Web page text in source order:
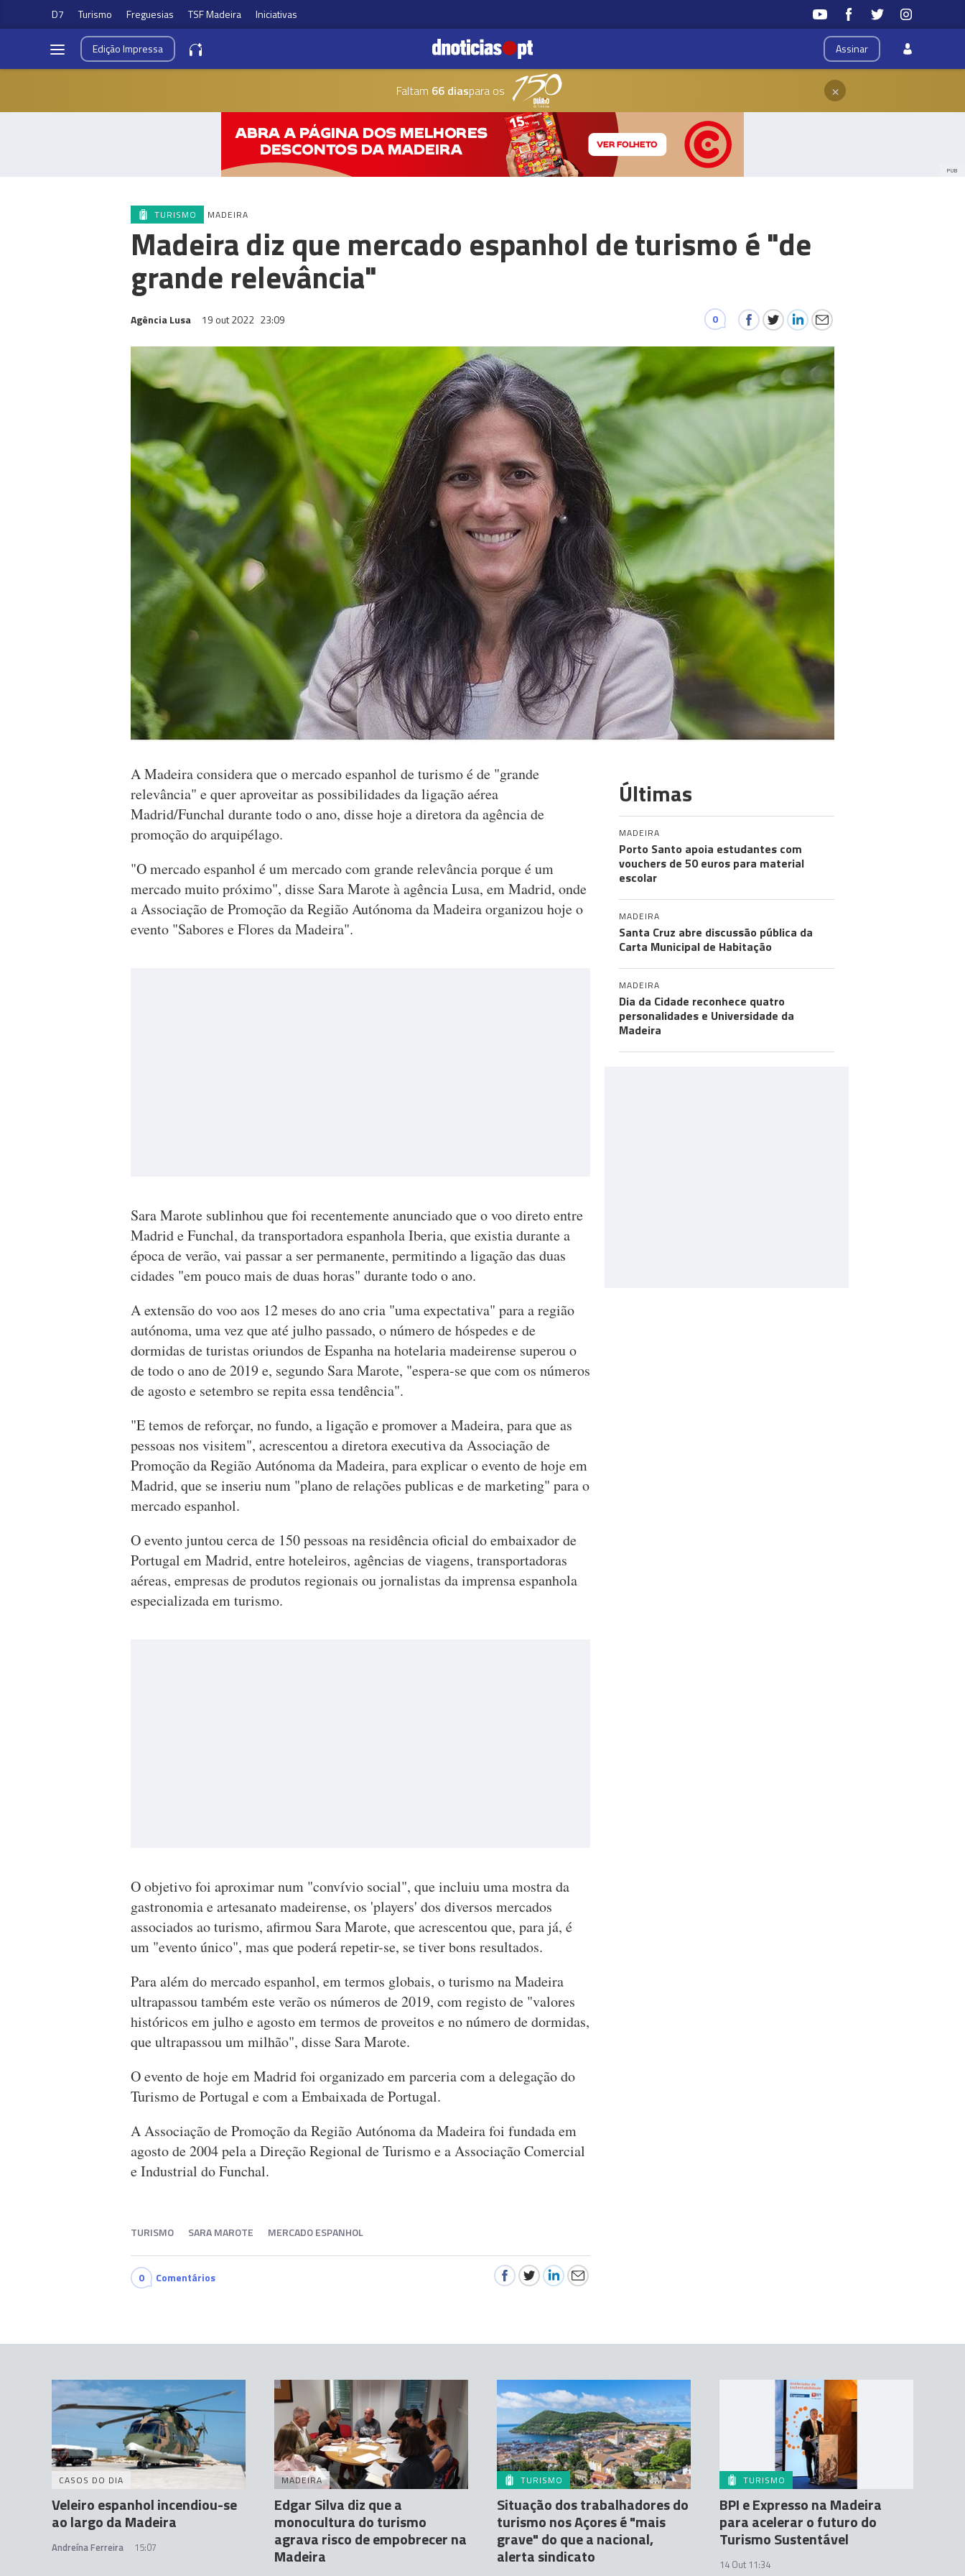
D7 Turismo Freguesias TSF Madeira Iniciativas
Assinar
EdiçãoImpressa
Faltam 66 diaspara os ×
PUB
TURISMO MADEIRA
Madeira diz que mercado espanhol de turismo é "de
grande relevância"
Agência Lusa 19 out 2022 23:09 0
A Madeira considera que o mercado espanhol de turismo é de "grande
relevância" e quer aproveitar as possibilidades da ligação aérea
Madrid/Funchal durante todo o ano, disse hoje a diretora da agência de
promoção do arquipélago.
"O mercado espanhol é um mercado com grande relevância porque é um
mercado muito próximo", disse Sara Marote à agência Lusa, em Madrid, onde
a Associação de Promoção da Região Autónoma da Madeira organizou hoje o
evento "Sabores e Flores da Madeira".
Sara Marote sublinhou que foi recentemente anunciado que o voo direto entre
Madrid e Funchal, da transportadora espanhola Iberia, que existia durante a
época de verão, vai passar a ser permanente, permitindo a ligação das duas
cidades "em pouco mais de duas horas" durante todo o ano.
A extensão do voo aos 12 meses do ano cria "uma expectativa" para a região
autónoma, uma vez que até julho passado, o número de hóspedes e de
dormidas de turistas oriundos de Espanha na hotelaria madeirense superou o
de todo o ano de 2019 e, segundo Sara Marote, "espera-se que com os números
de agosto e setembro se repita essa tendência".
"E temos de reforçar, no fundo, a ligação e promover a Madeira, para que as
pessoas nos visitem", acrescentou a diretora executiva da Associação de
Promoção da Região Autónoma da Madeira, para explicar o evento de hoje em
Madrid, que se inseriu num "plano de relações publicas e de marketing" para o
mercado espanhol.
O evento juntou cerca de 150 pessoas na residência oficial do embaixador de
Portugal em Madrid, entre hoteleiros, agências de viagens, transportadoras
aéreas, empresas de produtos regionais ou jornalistas da imprensa espanhola
especializada em turismo.
O objetivo foi aproximar num "convívio social", que incluiu uma mostra da
gastronomia e artesanato madeirense, os 'players' dos diversos mercados
associados ao turismo, afirmou Sara Marote, que acrescentou que, para já, é
um "evento único", mas que poderá repetir-se, se tiver bons resultados.
Para além do mercado espanhol, em termos globais, o turismo na Madeira
ultrapassou também este verão os números de 2019, com registo de "valores
históricos em julho e agosto em termos de proveitos e no número de dormidas,
que ultrapassou um milhão", disse Sara Marote.
O evento de hoje em Madrid foi organizado em parceria com a delegação do
Turismo de Portugal e com a Embaixada de Portugal.
A Associação de Promoção da Região Autónoma da Madeira foi fundada em
agosto de 2004 pela a Direção Regional de Turismo e a Associação Comercial
e Industrial do Funchal.
TURISMO SARA MAROTE MERCADO ESPANHOL
0 Comentários
Últimas
MADEIRA
Porto Santo apoia estudantes com
vouchers de 50 euros para material
escolar
MADEIRA
Santa Cruz abre discussão pública da
Carta Municipal de Habitação
MADEIRA
Dia da Cidade reconhece quatro
personalidades e Universidade da
Madeira
CASOS DO DIA
Veleiro espanhol incendiou-se
ao largo da Madeira
Andreína Ferreira 15:07
MADEIRA
Edgar Silva diz que a
monocultura do turismo
agrava risco de empobrecer na
Madeira
TURISMO
Situação dos trabalhadores do
turismo nos Açores é "mais
grave" do que a nacional,
alerta sindicato
TURISMO
BPI e Expresso na Madeira
para acelerar o futuro do
Turismo Sustentável
14 Out 11:34